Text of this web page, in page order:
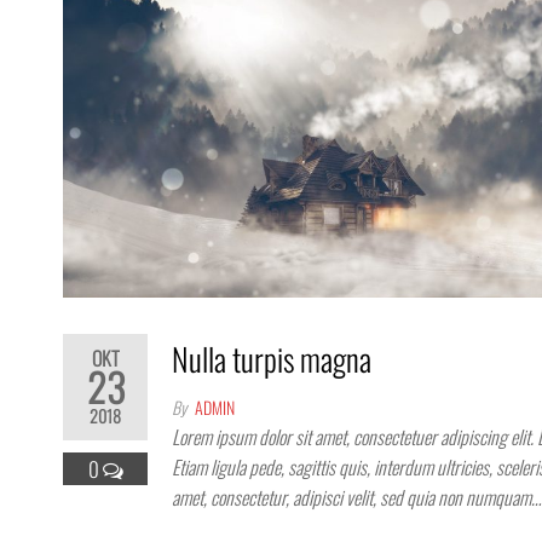
OKT
23
2018
0
Nulla turpis magna
By ADMIN
Lorem ipsum dolor sit amet, consectetuer adipiscing
Etiam ligula pede, sagittis quis, interdum ultricies,
amet, consectetur, adipisci velit, sed quia non numquam…